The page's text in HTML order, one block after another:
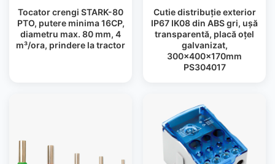
Tocator crengi STARK-80
PTO, putere minima 16CP,
diametru max. 80 mm, 4
m³/ora, prindere la tractor
Cutie distribuție exterior
IP67 IK08 din ABS gri, ușă
transparentă, placă oțel
galvanizat,
300x400x170mm
PS304017